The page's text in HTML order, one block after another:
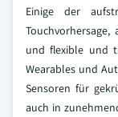
Einige der
und flexible und
Wearables und
Sensoren für
auch in